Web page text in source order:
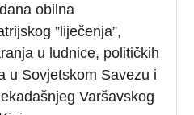
obilna
”liječenja”,
u ludnice, političkih
u Sovjetskom Savezu i
Varšavskog